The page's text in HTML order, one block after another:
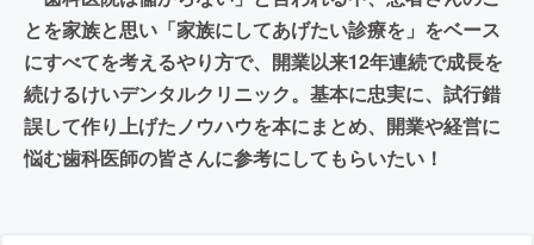
とを家族と思い「家族にしてあげたい診療を」をベース
にすべてを考えるやり方で、開業以来12年連続で成長を
続けるけいデンタルクリニック。基本に忠実に、試行錯
誤して作り上げたノウハウを本にまとめ、開業や経営に
悩む歯科医師の皆さんに参考にしてもらいたい！